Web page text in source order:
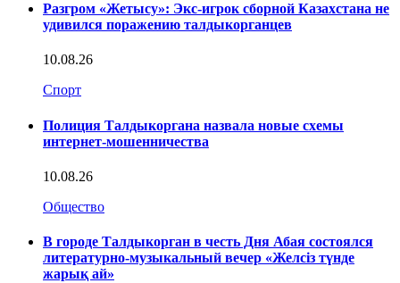
Разгром «Жетысу»: Экс-игрок сборной Казахстана не
удивился поражению талдыкорганцев
10.08.26
Спорт
Полиция Талдыкоргана назвала новые схемы
интернет-мошенничества
10.08.26
Общество
В городе Талдыкорган в честь Дня Абая состоялся
литературно-музыкальный вечер «Желсіз түнде
жарық ай»